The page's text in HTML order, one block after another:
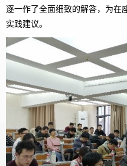
逐一作了全面细致的解答，为在
实践建议。